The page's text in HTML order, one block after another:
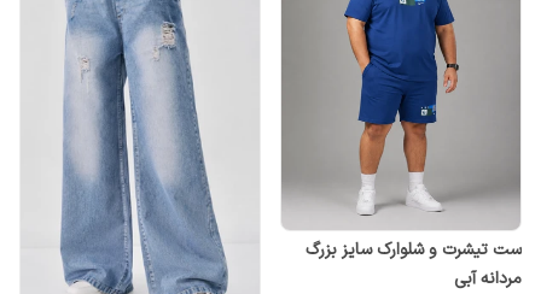
ست تیشرت و شلوارک سایز بزرگ
مردانه آبی